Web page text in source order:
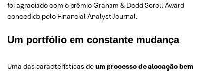
foi agraciado com o prêmio Graham & Dodd Scroll Award
concedido pelo Financial Analyst Journal.
Um portfólio em constante mudança
Uma das características deum processo de alocação bem